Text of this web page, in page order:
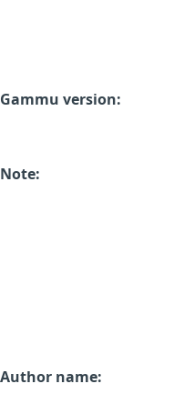
Gammu version:
Note:
Author name: